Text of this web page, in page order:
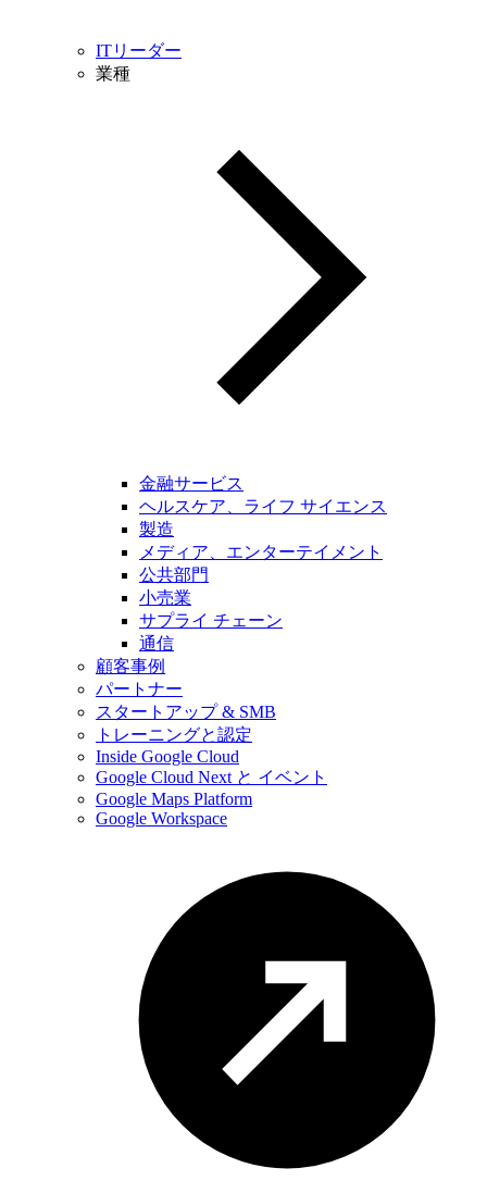
ITリーダー
業種
金融サービス
ヘルスケア、ライフ サイエンス
製造
メディア、エンターテイメント
公共部門
小売業
サプライ チェーン
通信
顧客事例
パートナー
スタートアップ & SMB
トレーニングと認定
Inside Google Cloud
Google Cloud Next と イベント
Google Maps Platform
Google Workspace